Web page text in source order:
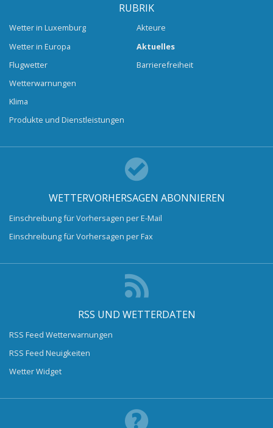
RUBRIK
Wetter in Luxemburg
Wetter in Europa
Flugwetter
Wetterwarnungen
Klima
Produkte und Dienstleistungen
Akteure
Aktuelles
Barrierefreiheit
WETTERVORHERSAGEN ABONNIEREN
Einschreibung für Vorhersagen per E-Mail
Einschreibung für Vorhersagen per Fax
RSS UND WETTERDATEN
RSS Feed Wetterwarnungen
RSS Feed Neuigkeiten
Wetter Widget